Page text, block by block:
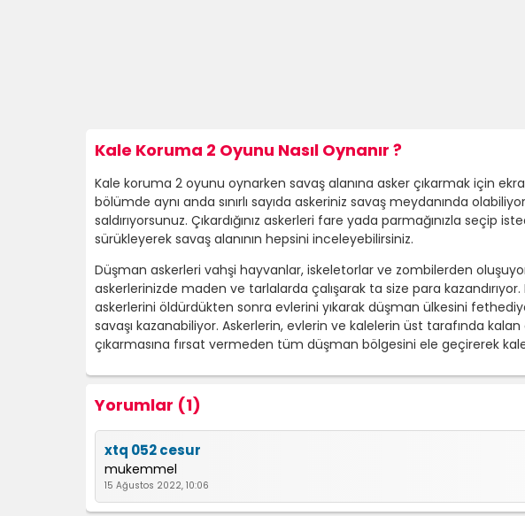
Kale Koruma 2 Oyunu Nasıl Oynanır ?
Kale koruma 2 oyunu oynarken savaş alanına asker çıkarmak için
bölümde aynı anda sınırlı sayıda askeriniz savaş meydanında
saldırıyorsunuz. Çıkardığınız askerleri fare yada parmağınızla seçip
sürükleyerek savaş alanının hepsini inceleyebilirsiniz.
Düşman askerleri vahşi hayvanlar, iskeletorlar ve zombilerden
askerlerinizde maden ve tarlalarda çalışarak ta size para kazandırıyor.
askerlerini öldürdükten sonra evlerini yıkarak düşman ülkesini
savaşı kazanabiliyor. Askerlerin, evlerin ve kalelerin üst tarafında
çıkarmasına fırsat vermeden tüm düşman bölgesini ele geçirerek
Yorumlar (1)
xtq 052 cesur
mukemmel
15 Ağustos 2022, 10:06